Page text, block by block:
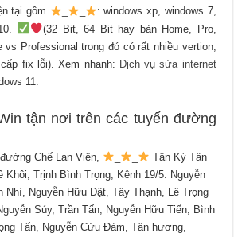
tại gồm
: windows xp, windows 7,
(32 Bit, 64 Bit hay bản Home, Pro,
vs Professional trong đó có rất nhiều vertion,
fix lỗi). Xem nhanh: Dịch vụ sửa internet
11.
tận nơi trên các tuyến đường
Chế Lan Viên,
Tân Kỳ Tân
Khôi, Trịnh Bình Trọng, Kênh 19/5. Nguyễn
Nhì, Nguyễn Hữu Dật, Tây Thạnh, Lê Trọng
Súy, Trần Tấn, Nguyễn Hữu Tiến, Bình
Tấn, Nguyễn Cửu Đàm, Tân hương,